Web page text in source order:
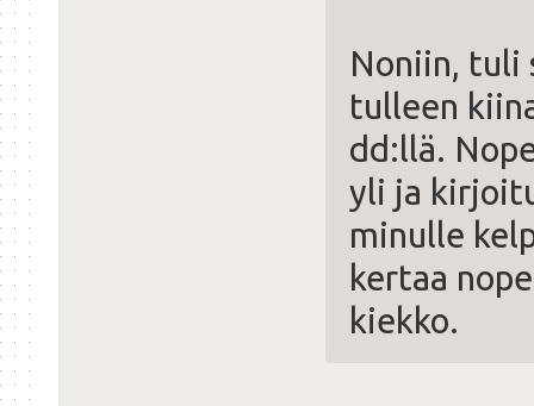
Noniin, tuli
tulleen
dd:llä.
yli ja
minulle
kertaa
kiekko.